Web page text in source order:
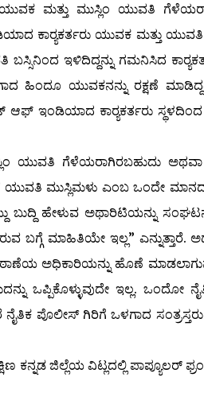
ಮತ್ತು ಮುಸ್ಲಿಂ ಯುವತಿ
ಕಾರ್‍ಯಕರ್ತರು ಯುವಕ ಮತ್ತು ಯುವತಿ
ಇಳಿದಿದ್ದನ್ನು ಗಮನಿಸಿದ
ಹಿಂದೂ ಯುವಕನನ್ನು ರಕ್ಷಣೆ
ಇಂಡಿಯಾದ ಕಾರ್‍ಯಕರ್ತರು ಸ್ಥಳದಿಂದ
ಯುವತಿ ಗೆಳೆಯರಾಗಿರಬಹುದು ಅಥವಾ
ಯುವತಿ ಮುಸ್ಲಿಮಳು ಎಂಬ ಒಂದೇ
ಬುದ್ದಿ ಹೇಳುವ ಅಥಾರಿಟಿಯನ್ನು
ಬಗ್ಗೆ ಮಾಹಿತಿಯೇ ಇಲ್ಲ” ಎನ್ನುತ್ತಾರೆ.
ಅಧಿಕಾರಿಯನ್ನು ಹೊಣೆ
ಒಪ್ಪಿಕೊಳ್ಳುವುದೇ ಇಲ್ಲ. ಒಂದೋ
ನೈತಿಕ ಪೊಲೀಸ್ ಗಿರಿಗೆ ಒಳಗಾದ
ಕನ್ನಡ ಜಿಲ್ಲೆಯ ವಿಟ್ಲದಲ್ಲಿ